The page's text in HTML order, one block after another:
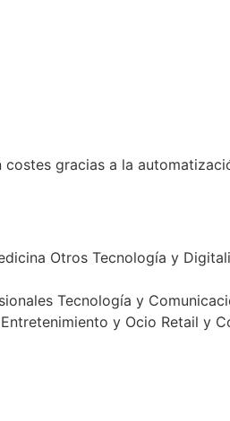
costes gracias a la
Otros Tecnología y
Tecnología y
Entretenimiento y Ocio Retail y